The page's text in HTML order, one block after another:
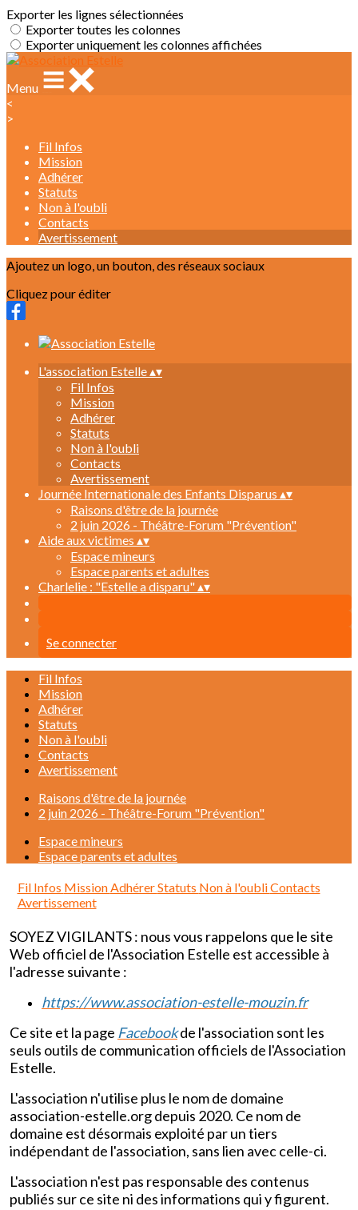
Exporter les lignes sélectionnées
Exporter toutes les colonnes
Exporter uniquement les colonnes affichées
Menu
<
>
Fil Infos
Mission
Adhérer
Statuts
Non à l'oubli
Contacts
Avertissement
Ajoutez un logo, un bouton, des réseaux sociaux
Cliquez pour éditer
L'association Estelle▴▾
Fil Infos
Mission
Adhérer
Statuts
Non à l'oubli
Contacts
Avertissement
Journée Internationale des Enfants Disparus ▴▾
Raisons d'être de la journée
2 juin 2026 - Théâtre-Forum "Prévention"
Aide aux victimes ▴▾
Espace mineurs
Espace parents et adultes
Charlelie : "Estelle a disparu"▴▾
Se connecter
Fil Infos
Mission
Adhérer
Statuts
Non à l'oubli
Contacts
Avertissement
Raisons d'être de la journée
2 juin 2026 - Théâtre-Forum "Prévention"
Espace mineurs
Espace parents et adultes
Fil Infos MissionAdhérerStatuts Non à l'oubliContacts
Avertissement
SOYEZ VIGILANTS : nous vous rappelons que le site
Web officiel de l'Association Estelle est accessible à
l'adresse suivante :
https://www.association-estelle-mouzin.fr
Ce site et la page Facebookde l'association sont les
seuls outils de communication officiels de l'Association
Estelle.
L'association n'utilise plus le nom de domaine
association-estelle.org depuis 2020. Ce nom de
domaine est désormais exploité par un tiers
indépendant de l'association, sans lien avec celle-ci.
L'association n'est pas responsable des contenus
publiés sur ce site ni des informations qui y figurent.